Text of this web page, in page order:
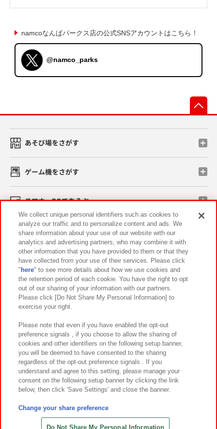
namcoなんばパークス店の公式SNSアカウントはこちら！
@namco_parks
あそび場をさがす
ゲーム機をさがす
スマホ・PCであそぶ
イベント・キャンペーン
関連会社 サステナビリティ サイトポリシー
プライバシーポリシー ウェブアクセシビリティ方針と検証結果
お取引先さまとともに
カスタマーハラスメント対応方針 よくあるご質問・お問い合わせ
©Bandai Namco Amusement Inc.
©Bandai Namco Amusement Lab Inc.
©HANAYASHIKI Co., Ltd. All Rights Reserved.
We collect unique personal identifiers such as cookies to
analyze our traffic and to personalize content and ads. We
share information about your use of our website with our
analytics and advertising partners, who may combine it with
other information that you have provided to them or that they
have collected from your use of their services. Please click
" here" to see more details about how we use cookies and
the retention period of each cookie. You have the right to opt
out of our sharing of your information with our partners.
Please click [Do Not Share My Personal Information] to
exercise your right.
Please note that even if you have enabled the opt-out
preference signals , if you choose to allow the sharing of
cookies and other identifiers on the following setup banner,
you will be deemed to have consented to the sharing
regardless of the opt-out preference signals . If you
understand and agree to this setting, please manage your
consent on the following setup banner by clicking the link
below, then click 'Save Settings' and close the banner.
Change your share preference
Do Not Share My Personal Information